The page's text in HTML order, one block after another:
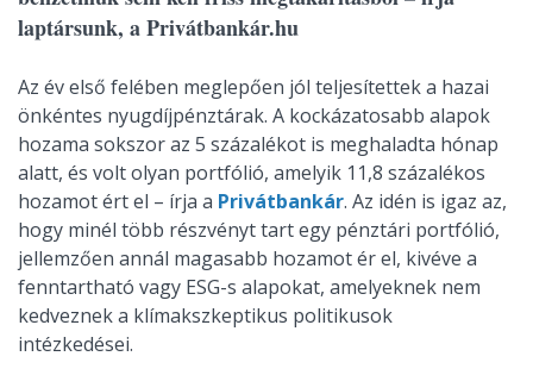
laptársunk, a Privátbankár.hu
Az év első felében meglepően jól teljesítettek a hazai
önkéntes nyugdíjpénztárak. A kockázatosabb alapok
hozama sokszor az 5 százalékot is meghaladta hónap
alatt, és volt olyan portfólió, amelyik 11,8 százalékos
hozamot ért el – írja a Privátbankár. Az idén is igaz az,
hogy minél több részvényt tart egy pénztári portfólió,
jellemzően annál magasabb hozamot ér el, kivéve a
fenntartható vagy ESG-s alapokat, amelyeknek nem
kedveznek a klímakszkeptikus politikusok
intézkedései.